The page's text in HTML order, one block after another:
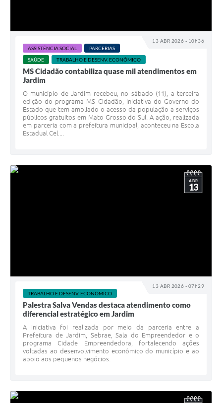
13 ABR 2026 - 10h36
ASSISTÊNCIA SOCIAL
PARCERIAS
SAÚDE
TRABALHO E DESENV. ECONÔMICO
MS Cidadão contabiliza quase mil atendimentos em
Jardim
O município de Jardim recebeu, no sábado (11), a terceira
edição do programa MS Cidadão, iniciativa do Governo do
Estado que tem ampliado o acesso da população a serviços
públicos gratuitos em Mato Grosso do Sul. A ação, realizada
em parceria com a prefeitura municipal, aconteceu na Escola
Estadual Cel....
13 ABR 2026 - 07h29
ABR
13
TRABALHO E DESENV. ECONÔMICO
Palestra Salva Vendas destaca atendimento como
diferencial estratégico em Jardim
A iniciativa foi realizada por meio da parceria entre a
Prefeitura de Jardim, Sebrae, Sala do Empreendedor e o
programa Cidade Empreendedora, fortalecendo ações
voltadas ao desenvolvimento econômico do município e ao
apoio aos pequenos negócios.